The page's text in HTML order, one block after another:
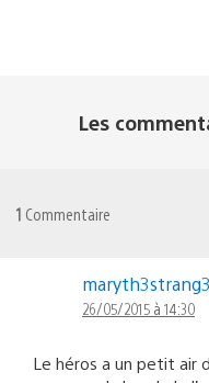
Les
1 Commentaire
maryth3strang3
26/05/2015 à 14:30
Le héros a un petit air